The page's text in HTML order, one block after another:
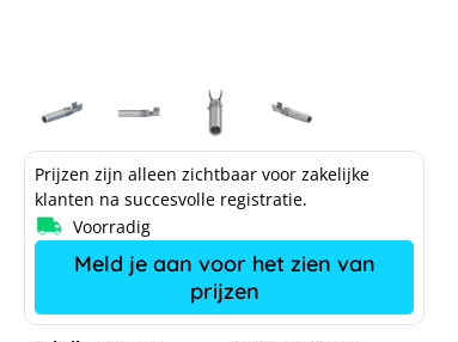
Prijzen zijn alleen zichtbaar voor zakelijke
klanten na succesvolle registratie.
Voorradig
Meld je aan voor het zien van
prijzen